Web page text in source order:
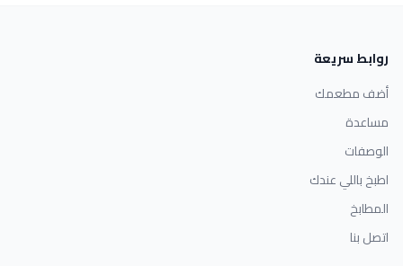
روابط سريعة
أضف مطعمك
مساعدة
الوصفات
اطبخ باللي عندك
المطابخ
اتصل بنا